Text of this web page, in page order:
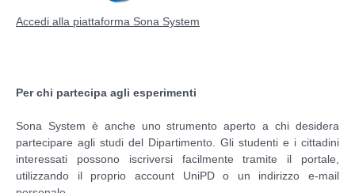
Accedi alla piattaforma Sona System
Per chi partecipa agli esperimenti
Sona System è anche uno strumento aperto a chi desidera
partecipare agli studi del Dipartimento. Gli studenti e i cittadini
interessati possono iscriversi facilmente tramite il portale,
utilizzando il proprio account UniPD o un indirizzo e-mail